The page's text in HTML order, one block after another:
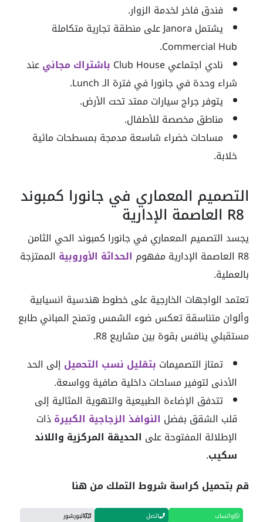
فندق فاخر لخدمة الزوار.
يشتمل Janora على منطقة تجارية متكاملة
Commercial Hub.
نادي اجتماعي Club House
باشتراك مجانيعند
شراء وحدة في جانورا في فترة الـ Lunch.
يتوفر جراج سيارات ممتد تحت الأرض.
مناطق مخصصة للأطفال.
مساحات خضراء شاسعة مدمجة بمسطحات مائية
خلابة.
التصميم المعماري في جانورا كمبوند
يجسد التصميم المعماري في جانورا كمبوند الحي الثامن
R8 العاصمة الإدارية مفهوم
الحداثة الأوروبية الممتزجة
بالعملية.
تعتمد الواجهات الخارجية على خطوط هندسية انسيابية
وألوان متناسقة تعكس ضوء الشمس وتمنح المباني طابع
مستقبلي ينافس بقوة بين مشاريع R8.
تمتاز التصميمات بتقليل نسب التحميل إلى الحد
الأدنى لتوفير مساحات داخلية صافية وواسعة.
تتدفق الإضاءة الطبيعية والتهوية المثالية إلى
قلب الشقق بفضل النوافذ الزجاجية الكبيرةذات
الإطلالة المفتوحة على الحديقة المركزية واللاند
سكيب.
قم بتحميل كراسة شروط التملك من هنا
واتساب اتصل البورشور